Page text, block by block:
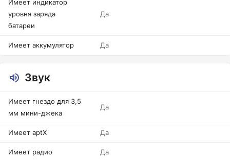
Имеет индикатор
уровня заряда
батареи
Да
Имеет аккумулятор Да
Звук
Имеет гнездо для 3,5
мм мини-джека
Да
Имеет aptX Да
Имеет радио Да